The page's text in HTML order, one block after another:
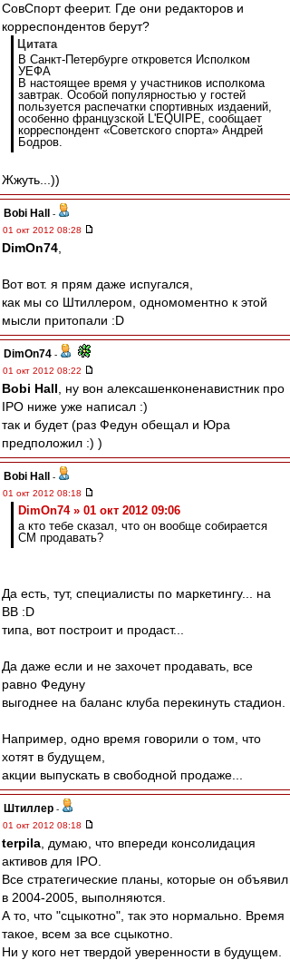
СовСпорт феерит. Где они редакторов и
корреспондентов берут?
Цитата
В Санкт-Петербурге откровется Исполком
УЕФА
В настоящее время у участников исполкома
завтрак. Особой популярностью у гостей
пользуется распечатки спортивных издаений,
особенно французской L'EQUIPE, сообщает
корреспондент «Советского спорта» Андрей
Бодров.
Жжуть...))
Bobi Hall
-
01 окт 2012 08:28
DimOn74
Вот вот. я прям даже испугался,
как мы со Штиллером, одномоментно к этой
мысли притопали :D
DimOn74 -
01 окт 2012 08:22
Bobi Hall , ну вон алексашенконенавистник про
IPO ниже уже написал :)
так и будет (раз Федун обещал и Юра
предположил :) )
Bobi Hall
-
01 окт 2012 08:18
DimOn74 » 01 окт 2012 09:06
а кто тебе сказал, что он вообще собирается
СМ продавать?
Да есть, тут, специалисты по маркетингу... на
ВВ :D
типа, вот построит и продаст...
Да даже если и не захочет продавать, все
равно Федуну
выгоднее на баланс клуба перекинуть стадион.
Например, одно время говорили о том, что
хотят в будущем,
акции выпускать в свободной продаже...
Штиллер -
01 окт 2012 08:18
terpila , думаю, что впереди консолидация
активов для IPO.
Все стратегические планы, которые он объявил
в 2004-2005, выполняются.
А то, что "сцыкотно", так это нормально. Время
такое, всем за все сцыкотно.
Ни у кого нет твердой уверенности в будущем.